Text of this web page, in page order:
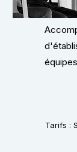
Tarifs :